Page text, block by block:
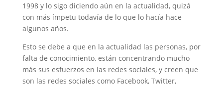
1998 y lo sigo diciendo aún en la actualidad, quizá
con más ímpetu todavía de lo que lo hacía hace
algunos años.
Esto se debe a que en la actualidad las personas, por
falta de conocimiento, están concentrando mucho
más sus esfuerzos en las redes sociales, y creen que
son las redes sociales como Facebook, Twitter,